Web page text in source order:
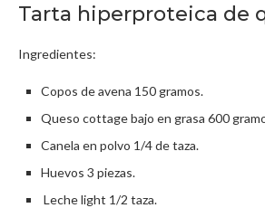
Tarta hiperproteica de
Ingredientes:
Copos de avena 150 gramos.
Queso cottage bajo en grasa 600
Canela en polvo 1/4 de taza.
Huevos 3 piezas.
Leche light 1/2 taza.